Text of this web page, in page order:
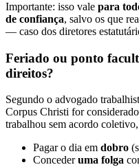
Importante: isso vale para
de confiança, salvo os que
— caso dos diretores
Feriado ou ponto
direitos?
Segundo o advogado
Corpus Christi for
trabalhou sem acordo
Pagar o dia em dobro
Concederuma folga